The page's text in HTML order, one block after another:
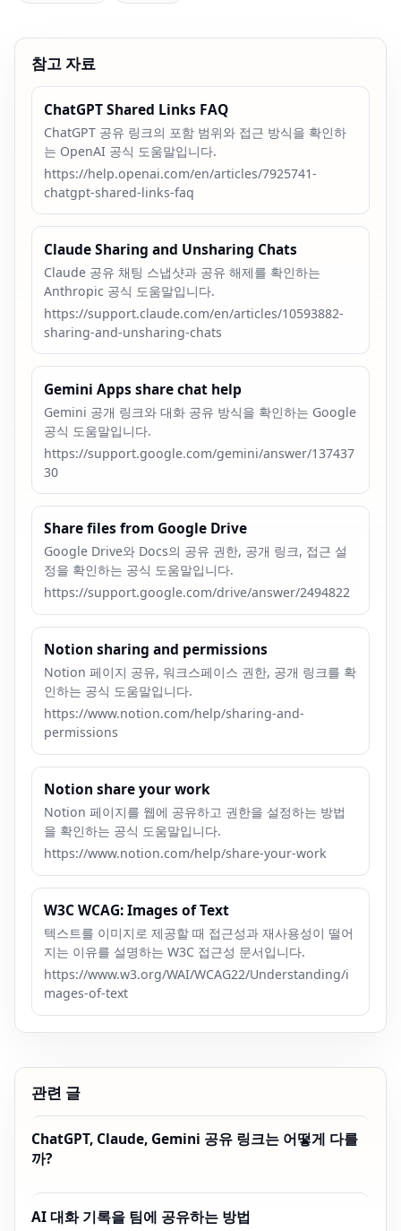
참고 자료
ChatGPT Shared Links FAQ
ChatGPT 공유 링크의 포함 범위와 접근 방식을 확인하
는 OpenAI 공식 도움말입니다.
https://help.openai.com/en/articles/7925741-
chatgpt-shared-links-faq
Claude Sharing and Unsharing Chats
Claude 공유 채팅 스냅샷과 공유 해제를 확인하는
Anthropic 공식 도움말입니다.
https://support.claude.com/en/articles/10593882-
sharing-and-unsharing-chats
Gemini Apps share chat help
Gemini 공개 링크와 대화 공유 방식을 확인하는 Google
공식 도움말입니다.
https://support.google.com/gemini/answer/137437
30
Share files from Google Drive
Google Drive와 Docs의 공유 권한, 공개 링크, 접근 설
정을 확인하는 공식 도움말입니다.
https://support.google.com/drive/answer/2494822
Notion sharing and permissions
Notion 페이지 공유, 워크스페이스 권한, 공개 링크를 확
인하는 공식 도움말입니다.
https://www.notion.com/help/sharing-and-
permissions
Notion share your work
Notion 페이지를 웹에 공유하고 권한을 설정하는 방법
을 확인하는 공식 도움말입니다.
https://www.notion.com/help/share-your-work
W3C WCAG: Images of Text
텍스트를 이미지로 제공할 때 접근성과 재사용성이 떨어
지는 이유를 설명하는 W3C 접근성 문서입니다.
https://www.w3.org/WAI/WCAG22/Understanding/i
mages-of-text
관련 글
ChatGPT, Claude, Gemini 공유 링크는 어떻게 다를
까?
AI 대화 기록을 팀에 공유하는 방법